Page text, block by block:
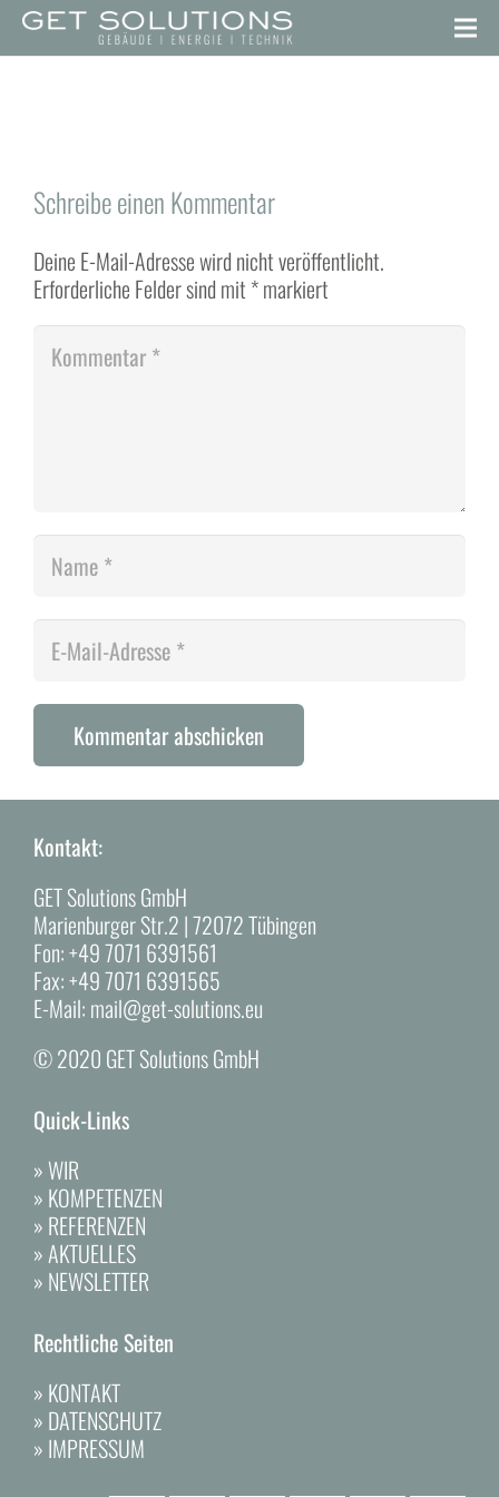
Schreibe einen Kommentar
Deine E-Mail-Adresse wird nicht veröffentlicht.
Erforderliche Felder sind mit *markiert
Kommentar abschicken
Kontakt:
GET Solutions GmbH
Marienburger Str.2 | 72072 Tübingen
Fon:+49 7071 6391561
Fax:+49 7071 6391565
E-Mail: mail@get-solutions.eu
© 2020 GET Solutions GmbH
Quick-Links
»WIR
» KOMPETENZEN
» REFERENZEN
»AKTUELLES
» NEWSLETTER
Rechtliche Seiten
» KONTAKT
» DATENSCHUTZ
» IMPRESSUM